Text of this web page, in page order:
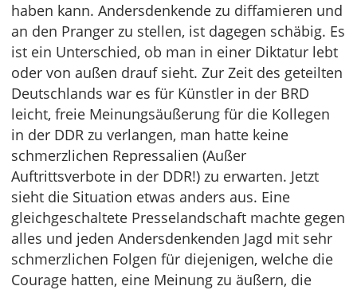
haben kann. Andersdenkende zu diffamieren und
an den Pranger zu stellen, ist dagegen schäbig. Es
ist ein Unterschied, ob man in einer Diktatur lebt
oder von außen drauf sieht. Zur Zeit des geteilten
Deutschlands war es für Künstler in der BRD
leicht, freie Meinungsäußerung für die Kollegen
in der DDR zu verlangen, man hatte keine
schmerzlichen Repressalien (Außer
Auftrittsverbote in der DDR!) zu erwarten. Jetzt
sieht die Situation etwas anders aus. Eine
gleichgeschaltete Presselandschaft machte gegen
alles und jeden Andersdenkenden Jagd mit sehr
schmerzlichen Folgen für diejenigen, welche die
Courage hatten, eine Meinung zu äußern, die